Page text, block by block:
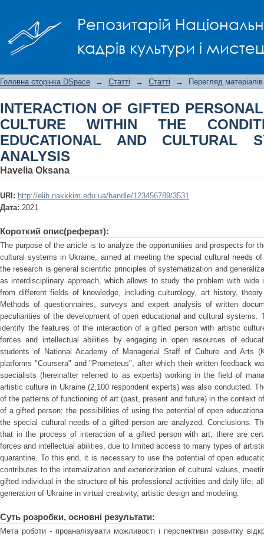
Репозитарій
кадрів культури і
CONDITIONS OF OPEN EDUCATIONAL
Головна сторінка DSpace → Статті → Статті → Перегляд матеріалів
INTERACTION OF GIFTED
CULTURE WITHIN THE
EDUCATIONAL AND CULTURAL
ANALYSIS
Havelia Oksana
URI: http://elib.nakkkim.edu.ua/handle/123456789/3531
Дата: 2021
Короткий опис(реферат):
The purpose of the article is to analyze the opportunities and prospects for
cultural systems in Ukraine, aimed at meeting the special cultural needs
the research is general scientific principles of systematization and
as interdisciplinary approach, which allows to study the problem with
from different fields of knowledge, including culturology, art history,
Methods of questionnaires, surveys and expert analysis of written
peculiarities of the development of open educational and cultural
identify the features of the interaction of a gifted person with artistic
forces and intellectual abilities by engaging in open resources of
students of National Academy of Managerial Staff of Culture and Arts
platforms "Coursera" and "Prometeus", after which their written feedback
specialists (hereinafter referred to as experts) working in the field of
artistic culture in Ukraine (2,100 respondent experts) was also conducted.
of the patterns of functioning of art (past, present and future) in the context
of a gifted person; the possibilities of using the potential of open
the special cultural needs of a gifted person are analyzed. Conclusions.
that in the process of interaction of a gifted person with art, there are
forces and intellectual abilities, due to limited access to many types of
quarantine. To this end, it is necessary to use the potential of open
contributes to the internalization and exteriorization of cultural values,
gifted individual in the structure of his professional activities and daily life;
generation of Ukraine in virtual creativity, artistic design and modeling.
Суть розробки, основні результати:
Мета роботи - проаналізувати можливості і перспективи розвитку